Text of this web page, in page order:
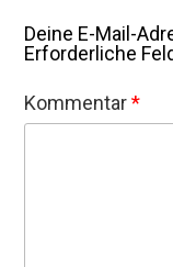
Deine E-Mail-
Erforderliche
Kommentar*